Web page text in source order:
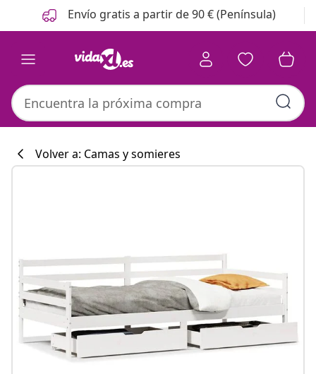
Anterior
Siguiente Envío gratis a partir de 90 € (Península)
#sharemevidaxl
Volver a: Camas y somieres